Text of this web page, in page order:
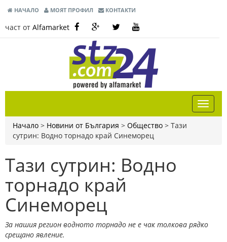
НАЧАЛО МОЯТ ПРОФИЛ КОНТАКТИ
част от Alfamarket
Начало > Новини от България > Общество > Тази
сутрин: Водно торнадо край Синеморец
Тази сутрин: Водно
торнадо край
Синеморец
За нашия регион водното торнадо не е чак толкова рядко
срещано явление.